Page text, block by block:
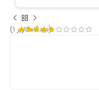
(دیدگاه کاربر 1
)